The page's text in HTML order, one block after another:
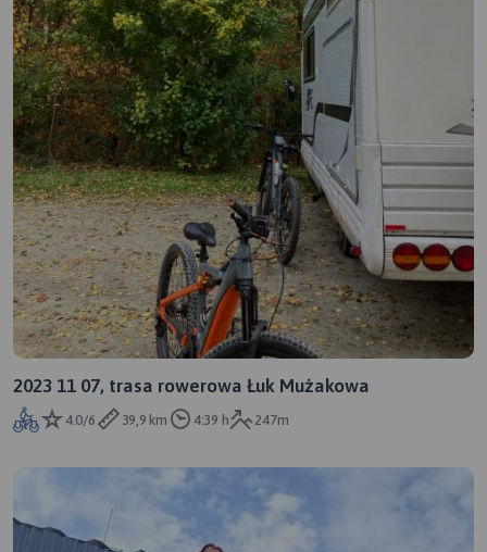
2023 11 07, trasa rowerowa Łuk Mużakowa
4.0/6 39,9 km 4:39 h 247m